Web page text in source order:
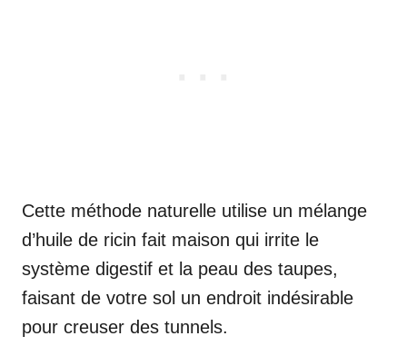
Cette méthode naturelle utilise un mélange
d’huile de ricin fait maison qui irrite le
système digestif et la peau des taupes,
faisant de votre sol un endroit indésirable
pour creuser des tunnels.